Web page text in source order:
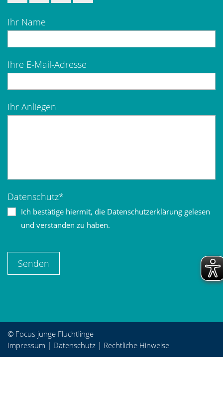
Ihr Name
Ihre E-Mail-Adresse
Ihr Anliegen
Datenschutz*
Ich bestätige hiermit, die Datenschutzerklärung gelesen
und verstanden zu haben.
© Focus junge Flüchtlinge
Impressum | Datenschutz | Rechtliche Hinweise